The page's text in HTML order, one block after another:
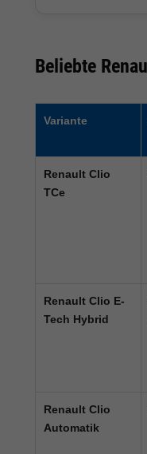
Beliebte
Variante
Renault Clio
TCe
Renault Clio E-
Tech Hybrid
Renault Clio
Automatik